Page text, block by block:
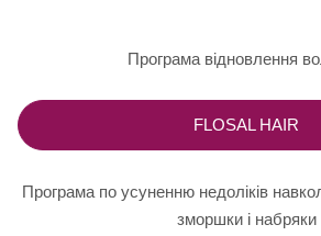
Програма відновлення
FLOSAL HAIR
Програма по усуненню недоліків
зморшки і набряки